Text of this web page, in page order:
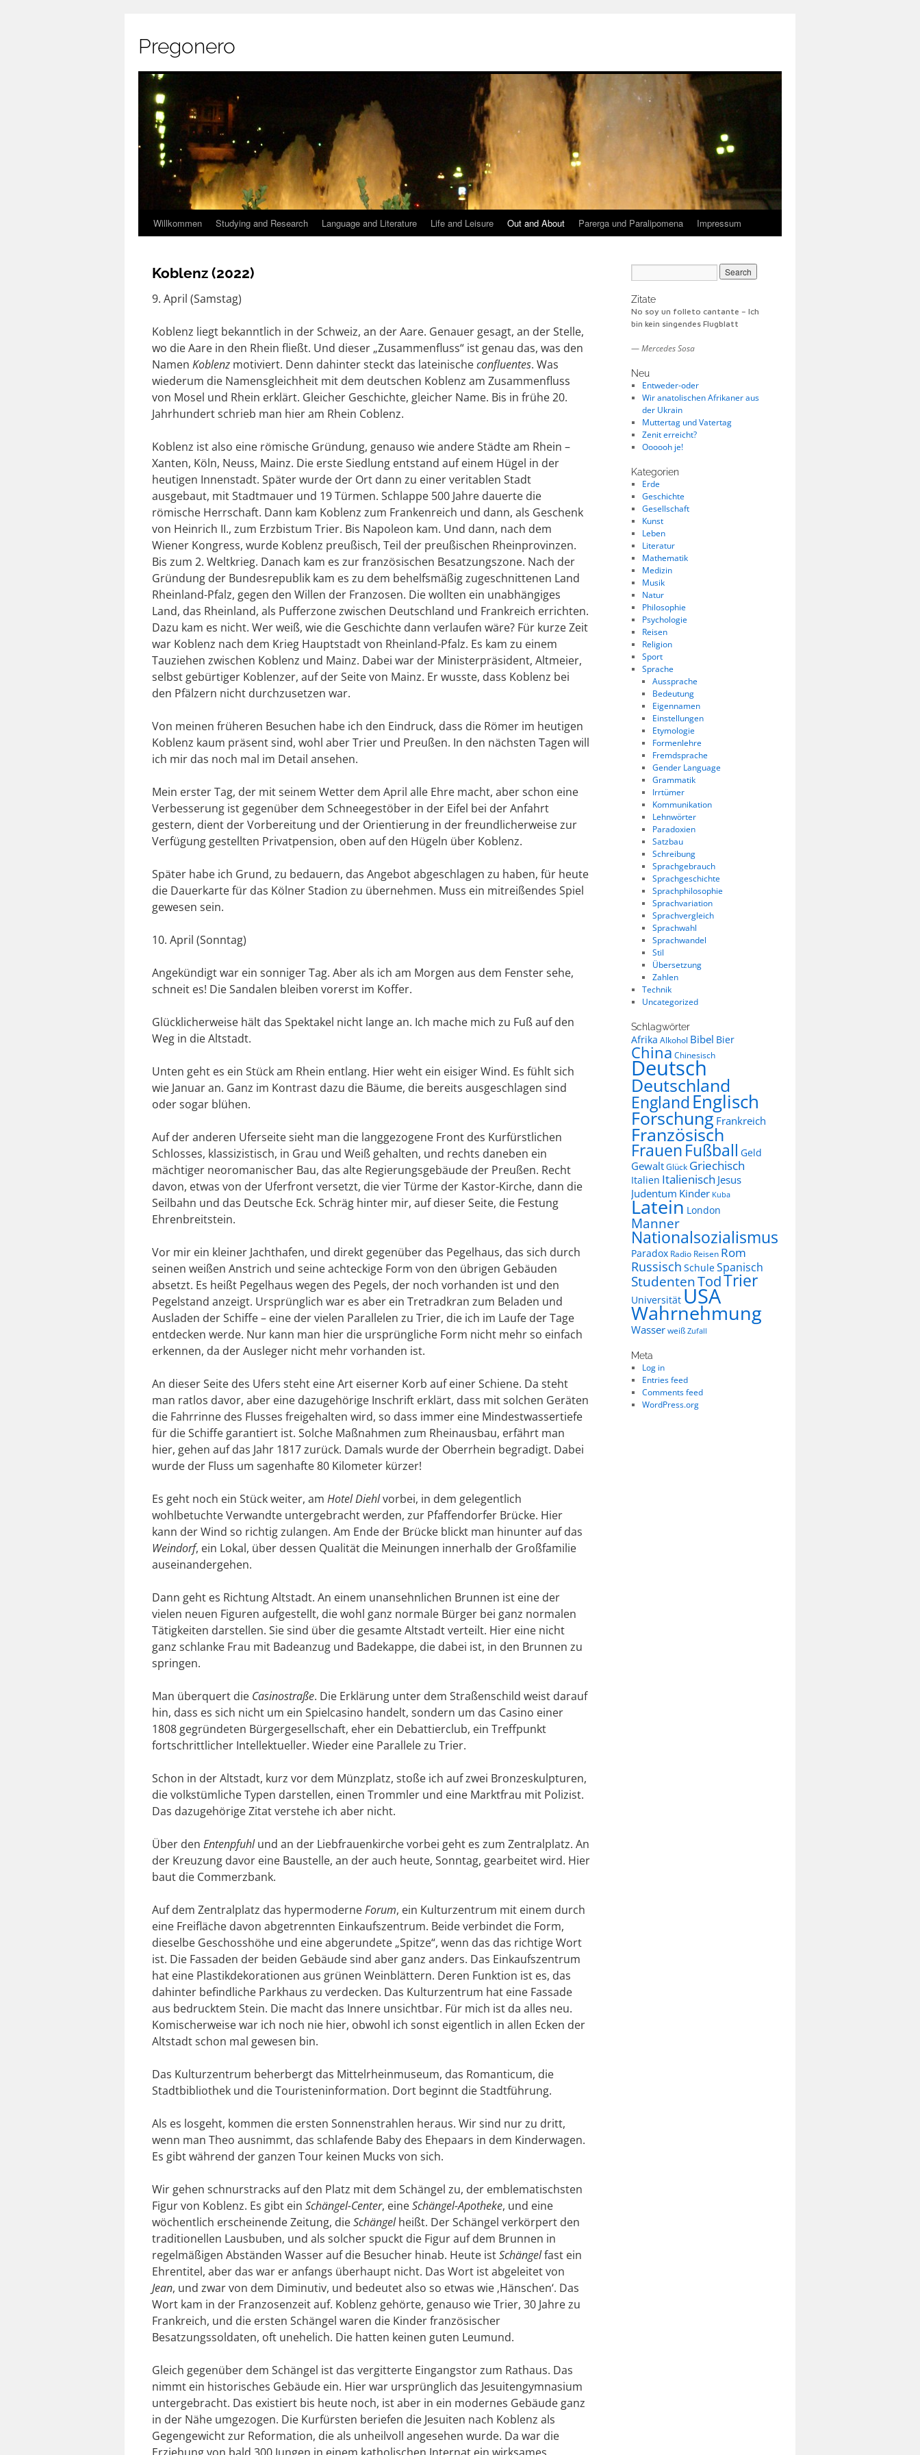
Pregonero
Skip
content
Willkommen Studying and Research Language and Literature Life and Leisure Out and About Parerga und Paralipomena Impressum
Koblenz (2022)
9. April (Samstag)
Koblenz liegt bekanntlich in der Schweiz, an der Aare. Genauer gesagt, an der Stelle,
wo die Aare in den Rhein fließt. Und dieser „Zusammenfluss“ ist genau das, was den
Namen Koblenz motiviert. Denn dahinter steckt das lateinischeconfluentes. Was
wiederum die Namensgleichheit mit dem deutschen Koblenz am Zusammenfluss
von Mosel und Rhein erklärt. Gleicher Geschichte, gleicher Name. Bis in frühe 20.
Jahrhundert schrieb man hier am Rhein Coblenz.
Koblenz ist also eine römische Gründung, genauso wie andere Städte am Rhein –
Xanten, Köln, Neuss, Mainz. Die erste Siedlung entstand auf einem Hügel in der
heutigen Innenstadt. Später wurde der Ort dann zu einer veritablen Stadt
ausgebaut, mit Stadtmauer und 19 Türmen. Schlappe 500 Jahre dauerte die
römische Herrschaft. Dann kam Koblenz zum Frankenreich und dann, als Geschenk
von Heinrich II., zum Erzbistum Trier. Bis Napoleon kam. Und dann, nach dem
Wiener Kongress, wurde Koblenz preußisch, Teil der preußischen Rheinprovinzen.
Bis zum 2. Weltkrieg. Danach kam es zur französischen Besatzungszone. Nach der
Gründung der Bundesrepublik kam es zu dem behelfsmäßig zugeschnittenen Land
Rheinland-Pfalz, gegen den Willen der Franzosen. Die wollten ein unabhängiges
Land, das Rheinland, als Pufferzone zwischen Deutschland und Frankreich errichten.
Dazu kam es nicht. Wer weiß, wie die Geschichte dann verlaufen wäre? Für kurze Zeit
war Koblenz nach dem Krieg Hauptstadt von Rheinland-Pfalz. Es kam zu einem
Tauziehen zwischen Koblenz und Mainz. Dabei war der Ministerpräsident, Altmeier,
selbst gebürtiger Koblenzer, auf der Seite von Mainz. Er wusste, dass Koblenz bei
den Pfälzern nicht durchzusetzen war.
Von meinen früheren Besuchen habe ich den Eindruck, dass die Römer im heutigen
Koblenz kaum präsent sind, wohl aber Trier und Preußen. In den nächsten Tagen will
ich mir das noch mal im Detail ansehen.
Mein erster Tag, der mit seinem Wetter dem April alle Ehre macht, aber schon eine
Verbesserung ist gegenüber dem Schneegestöber in der Eifel bei der Anfahrt
gestern, dient der Vorbereitung und der Orientierung in der freundlicherweise zur
Verfügung gestellten Privatpension, oben auf den Hügeln über Koblenz.
Später habe ich Grund, zu bedauern, das Angebot abgeschlagen zu haben, für heute
die Dauerkarte für das Kölner Stadion zu übernehmen. Muss ein mitreißendes Spiel
gewesen sein.
10. April (Sonntag)
Angekündigt war ein sonniger Tag. Aber als ich am Morgen aus dem Fenster sehe,
schneit es! Die Sandalen bleiben vorerst im Koffer.
Glücklicherweise hält das Spektakel nicht lange an. Ich mache mich zu Fuß auf den
Weg in die Altstadt.
Unten geht es ein Stück am Rhein entlang. Hier weht ein eisiger Wind. Es fühlt sich
wie Januar an. Ganz im Kontrast dazu die Bäume, die bereits ausgeschlagen sind
oder sogar blühen.
Auf der anderen Uferseite sieht man die langgezogene Front des Kurfürstlichen
Schlosses, klassizistisch, in Grau und Weiß gehalten, und rechts daneben ein
mächtiger neoromanischer Bau, das alte Regierungsgebäude der Preußen. Recht
davon, etwas von der Uferfront versetzt, die vier Türme der Kastor-Kirche, dann die
Seilbahn und das Deutsche Eck. Schräg hinter mir, auf dieser Seite, die Festung
Ehrenbreitstein.
Vor mir ein kleiner Jachthafen, und direkt gegenüber das Pegelhaus, das sich durch
seinen weißen Anstrich und seine achteckige Form von den übrigen Gebäuden
absetzt. Es heißt Pegelhaus wegen des Pegels, der noch vorhanden ist und den
Pegelstand anzeigt. Ursprünglich war es aber ein Tretradkran zum Beladen und
Ausladen der Schiffe – eine der vielen Parallelen zu Trier, die ich im Laufe der Tage
entdecken werde. Nur kann man hier die ursprüngliche Form nicht mehr so einfach
erkennen, da der Ausleger nicht mehr vorhanden ist.
An dieser Seite des Ufers steht eine Art eiserner Korb auf einer Schiene. Da steht
man ratlos davor, aber eine dazugehörige Inschrift erklärt, dass mit solchen Geräten
die Fahrrinne des Flusses freigehalten wird, so dass immer eine Mindestwassertiefe
für die Schiffe garantiert ist. Solche Maßnahmen zum Rheinausbau, erfährt man
hier, gehen auf das Jahr 1817 zurück. Damals wurde der Oberrhein begradigt. Dabei
wurde der Fluss um sagenhafte 80 Kilometer kürzer!
Es geht noch ein Stück weiter, am Hotel Diehlvorbei, in dem gelegentlich
wohlbetuchte Verwandte untergebracht werden, zur Pfaffendorfer Brücke. Hier
kann der Wind so richtig zulangen. Am Ende der Brücke blickt man hinunter auf das
Weindorf, ein Lokal, über dessen Qualität die Meinungen innerhalb der Großfamilie
auseinandergehen.
Dann geht es Richtung Altstadt. An einem unansehnlichen Brunnen ist eine der
vielen neuen Figuren aufgestellt, die wohl ganz normale Bürger bei ganz normalen
Tätigkeiten darstellen. Sie sind über die gesamte Altstadt verteilt. Hier eine nicht
ganz schlanke Frau mit Badeanzug und Badekappe, die dabei ist, in den Brunnen zu
springen.
Man überquert die Casinostraße. Die Erklärung unter dem Straßenschild weist darauf
hin, dass es sich nicht um ein Spielcasino handelt, sondern um das Casino einer
1808 gegründeten Bürgergesellschaft, eher ein Debattierclub, ein Treffpunkt
fortschrittlicher Intellektueller. Wieder eine Parallele zu Trier.
Schon in der Altstadt, kurz vor dem Münzplatz, stoße ich auf zwei Bronzeskulpturen,
die volkstümliche Typen darstellen, einen Trommler und eine Marktfrau mit Polizist.
Das dazugehörige Zitat verstehe ich aber nicht.
Über den Entenpfuhlund an der Liebfrauenkirche vorbei geht es zum Zentralplatz. An
der Kreuzung davor eine Baustelle, an der auch heute, Sonntag, gearbeitet wird. Hier
baut die Commerzbank.
Auf dem Zentralplatz das hypermoderneForum, ein Kulturzentrum mit einem durch
eine Freifläche davon abgetrennten Einkaufszentrum. Beide verbindet die Form,
dieselbe Geschosshöhe und eine abgerundete „Spitze“, wenn das das richtige Wort
ist. Die Fassaden der beiden Gebäude sind aber ganz anders. Das Einkaufszentrum
hat eine Plastikdekorationen aus grünen Weinblättern. Deren Funktion ist es, das
dahinter befindliche Parkhaus zu verdecken. Das Kulturzentrum hat eine Fassade
aus bedrucktem Stein. Die macht das Innere unsichtbar. Für mich ist da alles neu.
Komischerweise war ich noch nie hier, obwohl ich sonst eigentlich in allen Ecken der
Altstadt schon mal gewesen bin.
Das Kulturzentrum beherbergt das Mittelrheinmuseum, das Romanticum, die
Stadtbibliothek und die Touristeninformation. Dort beginnt die Stadtführung.
Als es losgeht, kommen die ersten Sonnenstrahlen heraus. Wir sind nur zu dritt,
wenn man Theo ausnimmt, das schlafende Baby des Ehepaars in dem Kinderwagen.
Es gibt während der ganzen Tour keinen Mucks von sich.
Wir gehen schnurstracks auf den Platz mit dem Schängel zu, der emblematischsten
Figur von Koblenz. Es gibt ein Schängel-Center, eineSchängel-Apotheke, und eine
wöchentlich erscheinende Zeitung, dieSchängelheißt. Der Schängel verkörpert den
traditionellen Lausbuben, und als solcher spuckt die Figur auf dem Brunnen in
regelmäßigen Abständen Wasser auf die Besucher hinab. Heute istSchängelfast ein
Ehrentitel, aber das war er anfangs überhaupt nicht. Das Wort ist abgeleitet von
Jean, und zwar von dem Diminutiv, und bedeutet also so etwas wie ‚Hänschen‘. Das
Wort kam in der Franzosenzeit auf. Koblenz gehörte, genauso wie Trier, 30 Jahre zu
Frankreich, und die ersten Schängel waren die Kinder französischer
Besatzungssoldaten, oft unehelich. Die hatten keinen guten Leumund.
Gleich gegenüber dem Schängel ist das vergitterte Eingangstor zum Rathaus. Das
nimmt ein historisches Gebäude ein. Hier war ursprünglich das Jesuitengymnasium
untergebracht. Das existiert bis heute noch, ist aber in ein modernes Gebäude ganz
in der Nähe umgezogen. Die Kurfürsten beriefen die Jesuiten nach Koblenz als
Gegengewicht zur Reformation, die als unheilvoll angesehen wurde. Da war die
Zitate
No soy un folleto cantante – Ich
bin kein singendes Flugblatt
—Mercedes Sosa
Neu
Entweder-oder
Wir anatolischen Afrikaner aus
der Ukrain
Muttertag und Vatertag
Zenit erreicht?
Oooooh je!
Kategorien
Erde
Geschichte
Gesellschaft
Kunst
Leben
Literatur
Mathematik
Medizin
Musik
Natur
Philosophie
Psychologie
Reisen
Religion
Sport
Sprache
Aussprache
Bedeutung
Eigennamen
Einstellungen
Etymologie
Formenlehre
Fremdsprache
Gender Language
Grammatik
Irrtümer
Kommunikation
Lehnwörter
Paradoxien
Satzbau
Schreibung
Sprachgebrauch
Sprachgeschichte
Sprachphilosophie
Sprachvariation
Sprachvergleich
Sprachwahl
Sprachwandel
Stil
Übersetzung
Zahlen
Technik
Uncategorized
Schlagwörter
Afrika Alkohol Bibel Bier
China Chinesisch
Deutsch
Deutschland
EnglandEnglisch
Forschung Frankreich
Französisch
FrauenFußball Geld
GewaltGlück Griechisch
Italien Italienisch Jesus
Judentum Kinder Kuba
Latein London
Manner
Nationalsozialismus
Paradox Radio Reisen Rom
Russisch SchuleSpanisch
StudentenTodTrier
Universität USA
Wahrnehmung
Wasserweiß Zufall
Meta
Log in
Entries feed
Comments feed
WordPress.org